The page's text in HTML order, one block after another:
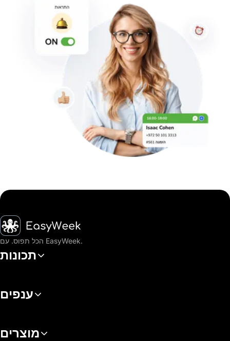
דף הבית
הכל תפוס. עם EasyWeek.
תכונות
ענפים
מוצרים